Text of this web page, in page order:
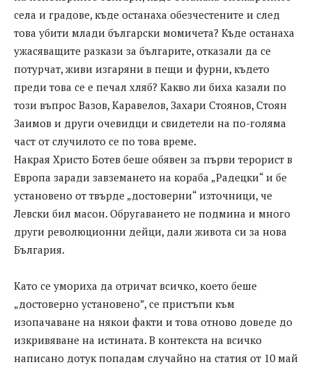
села и градове, къде останаха обезчестените и след
това убити млади български момичета? Къде останаха
ужасяващите разкази за българите, отказали да се
потурчат, живи изгаряни в пещи и фурни, където
преди това се е печал хляб? Какво ли биха казали по
този въпрос Вазов, Каравелов, Захари Стоянов, Стоян
Заимов и други очевидци и свидетели на по-голяма
част от случилото се по това време.
Накрая Христо Ботев беше обявен за първи терорист в
Европа заради завземането на кораба „Радецки“ и бе
установено от твърде „достоверни“ източници, че
Левски бил масон. Обругаването не подмина и много
други революционни дейци, дали живота си за нова
България.
Като се умориха да отричат всичко, което беше
„достоверно установено”, се пристъпи към
изопачаване на някои факти и това отново доведе до
изкривяване на истината. В контекста на всичко
написано дотук попадам случайно на статия от 10 май